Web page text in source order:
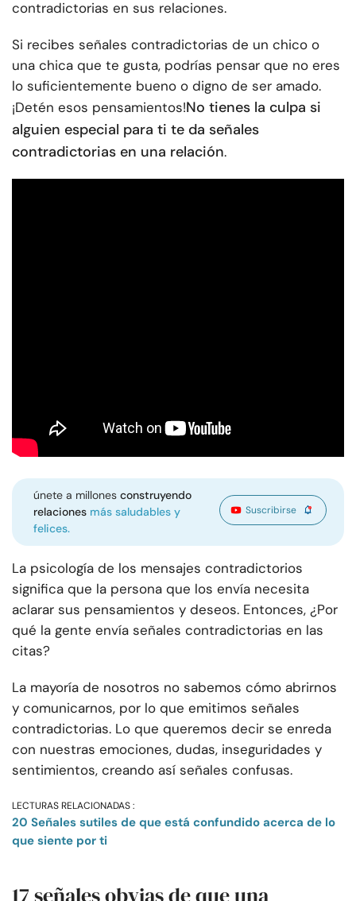
contradictorias en sus relaciones.
Si recibes señales contradictorias de un chico o
una chica que te gusta, podrías pensar que no eres
lo suficientemente bueno o digno de ser amado.
¡Detén esos pensamientos!No tienes la culpa si
alguien especial para ti te da señales
contradictorias en una relación.
únete a millonesconstruyendo
relaciones más saludables y
felices.
Suscribirse
La psicología de los mensajes contradictorios
significa que la persona que los envía necesita
aclarar sus pensamientos y deseos. Entonces, ¿Por
qué la gente envía señales contradictorias en las
citas?
La mayoría de nosotros no sabemos cómo abrirnos
y comunicarnos, por lo que emitimos señales
contradictorias. Lo que queremos decir se enreda
con nuestras emociones, dudas, inseguridades y
sentimientos, creando así señales confusas.
LECTURAS RELACIONADAS :
20 Señales sutiles de que está confundido acerca de lo
que siente por ti